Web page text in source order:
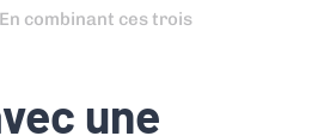
combinant ces trois
une